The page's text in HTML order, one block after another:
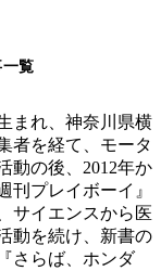
覧
まれ、神奈川県横
者を経て、モータ
動の後、2012年か
刊プレイボーイ』
サイエンスから医
動を続け、新書の
さらば、ホンダ